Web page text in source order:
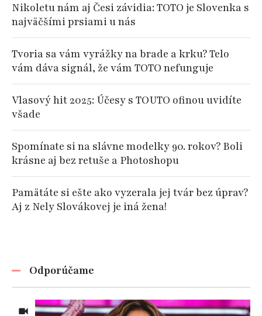
Nikoletu nám aj Česi závidia: TOTO je Slovenka s
najväčšími prsiami u nás
Tvoria sa vám vyrážky na brade a krku? Telo
vám dáva signál, že vám TOTO nefunguje
Vlasový hit 2025: Účesy s TOUTO ofinou uvidíte
všade
Spomínate si na slávne modelky 90. rokov? Boli
krásne aj bez retuše a Photoshopu
Pamätáte si ešte ako vyzerala jej tvár bez úprav?
Aj z Nely Slovákovej je iná žena!
Odporúčame